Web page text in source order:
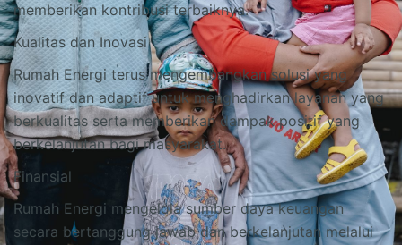
memberikan kontribusi terbaiknya.
Kualitas dan Inovasi
Rumah Energi terus mengembangkan solusi yang
inovatif dan adaptif untuk menghadirkan layanan yang
berkualitas serta memberikan dampak positif yang
berkelanjutan bagi masyarakat.
Finansial
Rumah Energi mengelola sumber daya keuangan
secara bertanggung jawab dan berkelanjutan melalui